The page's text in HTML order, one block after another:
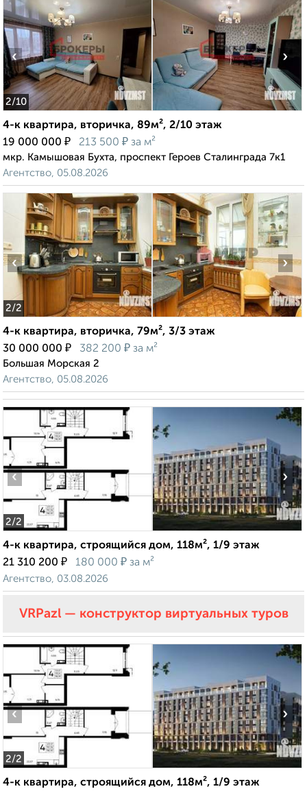
2/10
‹ ›
4-к квартира, вторичка, 89м², 2/10 этаж
19 000 000 ₽ 213 500 ₽ за м²
мкр. Камышовая Бухта, проспект Героев Сталинграда 7к1
Агентство, 05.08.2026
2/2
‹ ›
4-к квартира, вторичка, 79м², 3/3 этаж
30 000 000 ₽ 382 200 ₽ за м²
Большая Морская 2
Агентство, 05.08.2026
2/2
‹ ›
4-к квартира, строящийся дом, 118м², 1/9 этаж
21 310 200 ₽ 180 000 ₽ за м²
Агентство, 03.08.2026
VRPazl — конструктор виртуальных туров
2/2
‹ ›
4-к квартира, строящийся дом, 118м², 1/9 этаж